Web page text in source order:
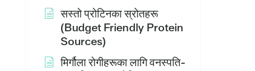
सस्तो प्रोटिनका स्रोतहरू
(Budget Friendly Protein
Sources)
मिर्गौला रोगीहरूका लागि वनस्पति-